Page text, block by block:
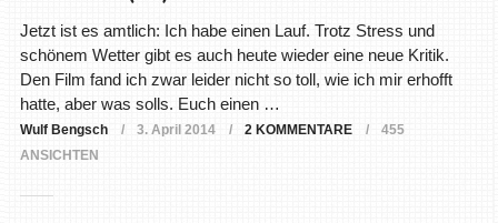
Jetzt ist es amtlich: Ich habe einen Lauf. Trotz Stress und
schönem Wetter gibt es auch heute wieder eine neue Kritik.
Den Film fand ich zwar leider nicht so toll, wie ich mir erhofft
hatte, aber was solls. Euch einen …
Wulf Bengsch 3. April 2014 2 KOMMENTARE
455
ANSICHTEN